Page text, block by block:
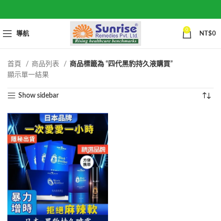
導航
0
NT$0
首頁 商品列表
商品標籤為 “四代黑豹持久液購買”
顯示單一結果
Show sidebar